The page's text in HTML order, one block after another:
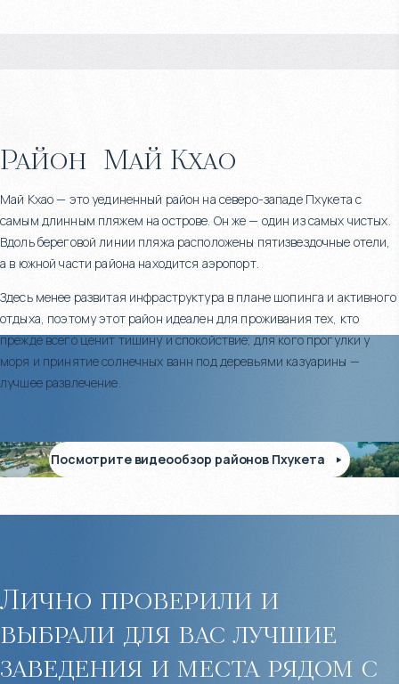
Район Май Кхао
Май Кхао — это уединенный район на северо-западе Пхукета с
самым длинным пляжем на острове. Он же — один из самых чистых.
Вдоль береговой линии пляжа расположены пятизвездочные отели,
а в южной части района находится аэропорт.
Здесь менее развитая инфраструктура в плане шопинга и активного
отдыха, поэтому этот район идеален для проживания тех, кто
прежде всего ценит тишину и спокойствие; для кого прогулки у
моря и принятие солнечных ванн под деревьями казуарины —
лучшее развлечение.
Посмотрите видеообзор районов Пхукета
Лично проверили и
выбрали для вас лучшие
заведения и места рядом с